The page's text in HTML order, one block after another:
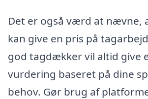
Det er også værd at nævne,
kan give en pris på
god tagdækker vil altid give
vurdering baseret på dine
behov. Gør brug af